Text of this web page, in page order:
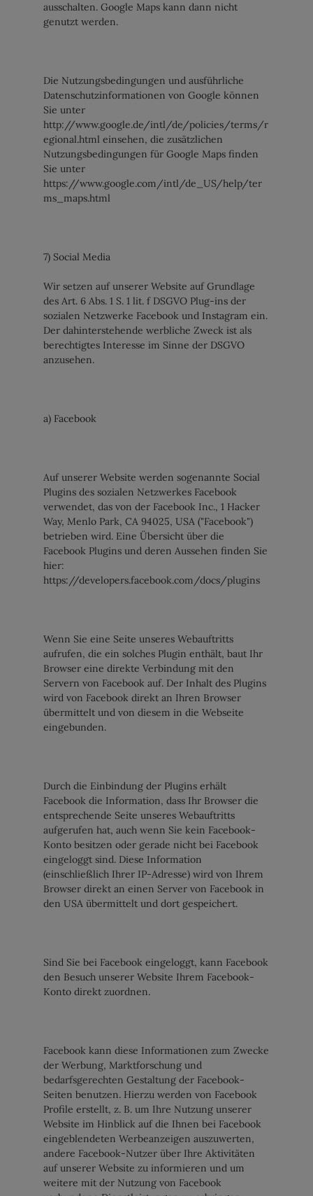
ausschalten. Google Maps kann dann nicht
genutzt werden.
Die Nutzungsbedingungen und ausführliche
Datenschutzinformationen von Google können
Sie unter
http://www.google.de/intl/de/policies/terms/r
egional.html einsehen, die zusätzlichen
Nutzungsbedingungen für Google Maps finden
Sie unter
https://www.google.com/intl/de_US/help/ter
ms_maps.html
7) Social Media
Wir setzen auf unserer Website auf Grundlage
des Art. 6 Abs. 1 S. 1 lit. f DSGVO Plug-ins der
sozialen Netzwerke Facebook und Instagram ein.
Der dahinterstehende werbliche Zweck ist als
berechtigtes Interesse im Sinne der DSGVO
anzusehen.
a) Facebook
Auf unserer Website werden sogenannte Social
Plugins des sozialen Netzwerkes Facebook
verwendet, das von der Facebook Inc., 1 Hacker
Way, Menlo Park, CA 94025, USA ("Facebook")
betrieben wird. Eine Übersicht über die
Facebook Plugins und deren Aussehen finden Sie
hier:
https://developers.facebook.com/docs/plugins
Wenn Sie eine Seite unseres Webauftritts
aufrufen, die ein solches Plugin enthält, baut Ihr
Browser eine direkte Verbindung mit den
Servern von Facebook auf. Der Inhalt des Plugins
wird von Facebook direkt an Ihren Browser
übermittelt und von diesem in die Webseite
eingebunden.
Durch die Einbindung der Plugins erhält
Facebook die Information, dass Ihr Browser die
entsprechende Seite unseres Webauftritts
aufgerufen hat, auch wenn Sie kein Facebook-
Konto besitzen oder gerade nicht bei Facebook
eingeloggt sind. Diese Information
(einschließlich Ihrer IP-Adresse) wird von Ihrem
Browser direkt an einen Server von Facebook in
den USA übermittelt und dort gespeichert.
Sind Sie bei Facebook eingeloggt, kann Facebook
den Besuch unserer Website Ihrem Facebook-
Konto direkt zuordnen.
Facebook kann diese Informationen zum Zwecke
der Werbung, Marktforschung und
bedarfsgerechten Gestaltung der Facebook-
Seiten benutzen. Hierzu werden von Facebook
Profile erstellt, z. B. um Ihre Nutzung unserer
Website im Hinblick auf die Ihnen bei Facebook
eingeblendeten Werbeanzeigen auszuwerten,
andere Facebook-Nutzer über Ihre Aktivitäten
auf unserer Website zu informieren und um
weitere mit der Nutzung von Facebook